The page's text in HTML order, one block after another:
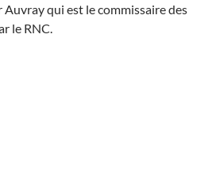
qui est le commissaire des
le RNC.